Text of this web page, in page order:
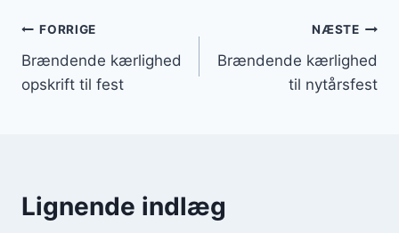
Indlægsnavigation
FORRIGE
Brændende kærlighed
opskrift til fest
NÆSTE
Brændende kærlighed
til nytårsfest
Lignende indlæg